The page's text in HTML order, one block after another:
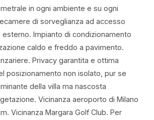
in ogni ambiente e su ogni
di sorveglianza ad accesso
Impianto di condizionamento
caldo e freddo a pavimento.
Privacy garantita e ottima
posizionamento non isolato, pur se
della villa ma nascosta
Vicinanza aeroporto di Milano
Vicinanza Margara Golf Club. Per